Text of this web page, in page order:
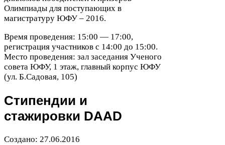
Олимпиады для поступающих в
магистратуру ЮФУ – 2016.
Время проведения: 15:00 — 17:00,
регистрация участников с 14:00 до 15:00.
Место проведения: зал заседания Ученого
совета ЮФУ, 1 этаж, главный корпус ЮФУ
(ул. Б.Садовая, 105)
Стипендии и
стажировки DAAD
Создано: 27.06.2016